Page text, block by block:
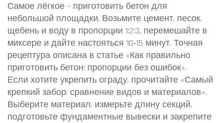
Самое лёгкое – приготовить бетон для
небольшой площадки. Возьмите цемент, песок,
щебень и воду в пропорции 1:2:3, перемешайте в
миксере и дайте настояться 10‑15 минут. Точная
рецептура описана в статье «Как правильно
приготовить бетон: пропорции без ошибок».
Если хотите укрепить ограду, прочитайте «Самый
крепкий забор: сравнение видов и материалов».
Выберите материал, измерьте длину секций,
подготовьте фундаментные вывески и закрепите